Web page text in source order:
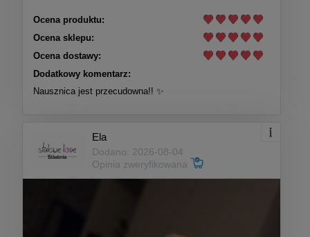
Ocena produktu:
Ocena sklepu:
Ocena dostawy:
Dodatkowy komentarz:
Nausznica jest przecudowna!! ✨
Ela
Dodano: 2026-08-04
Opinia zweryfikowana